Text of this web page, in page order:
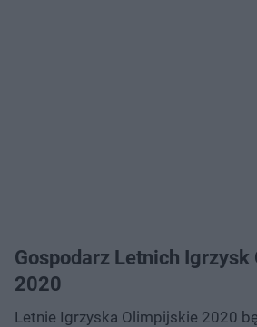
Gospodarz Letnich
2020
Letnie Igrzyska Olimpijskie 2020